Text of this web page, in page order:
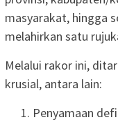
masyarakat, hingga
melahirkan satu
Melalui rakor ini,
krusial, antara lain:
Penyamaan